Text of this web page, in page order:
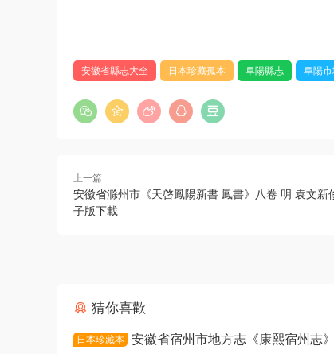
安徽省縣志大全 日本珍藏孤本 阜陽縣志 阜陽
上一篇
安徽省滁州市《天啓鳳陽新書 鳳書》八卷 明 袁文新
子版下載
猜你喜歡
日本珍藏本 安徽省宿州市地方志《康熙宿州志